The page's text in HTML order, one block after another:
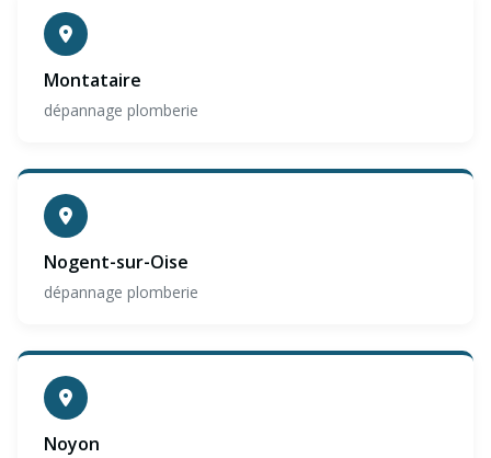
Montataire
dépannage plomberie
Nogent-sur-Oise
dépannage plomberie
Noyon